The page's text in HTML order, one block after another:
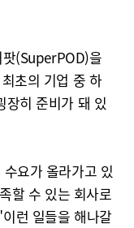
(SuperPOD)을
초의 기업 중 하
히 준비가 돼 있
요가 올라가고 있
할 수 있는 회사로
런 일들을 해나갈